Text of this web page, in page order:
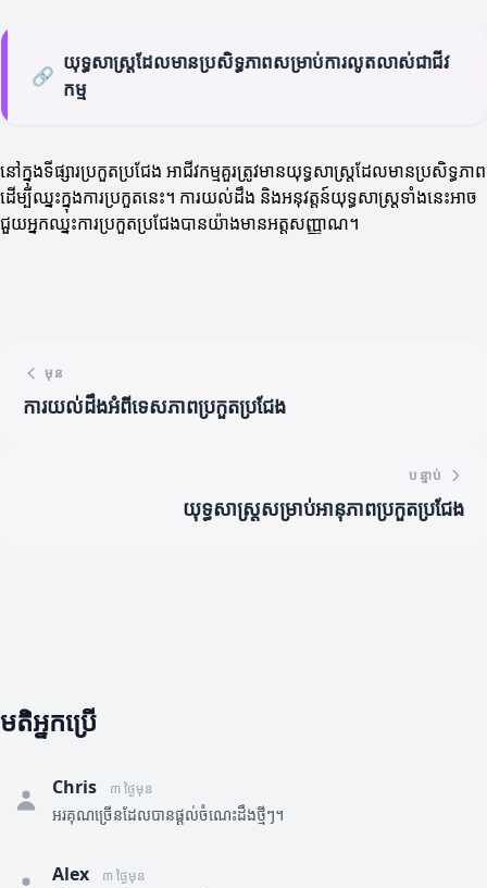
🔗
យុទ្ធសាស្ត្រដែលមានប្រសិទ្ធភាពសម្រាប់ការលូតលាស់ជាជីវ
កម្ម
នៅក្នុងទីផ្សារប្រកួតប្រជែង អាជីវកម្មគួរត្រូវមានយុទ្ធសាស្ត្រដែលមានប្រសិទ្ធភាព
ដើម្បីឈ្នះក្នុងការប្រកួតនេះ។ ការយល់ដឹង និងអនុវត្តន៍យុទ្ធសាស្ត្រទាំងនេះអាច
ជួយអ្នកឈ្នះការប្រកួតប្រជែងបានយ៉ាងមានអត្តសញ្ញាណ។
មុន
ការយល់ដឹងអំពីទេសភាពប្រកួតប្រជែង
បន្ទាប់
យុទ្ធសាស្ត្រសម្រាប់អានុភាពប្រកួតប្រជែង
មតិអ្នកប្រើ
Chris ៣ ថ្ងៃមុន
អរគុណច្រើនដែលបានផ្តល់ចំណេះដឹងថ្មីៗ។
Alex ៣ ថ្ងៃមុន